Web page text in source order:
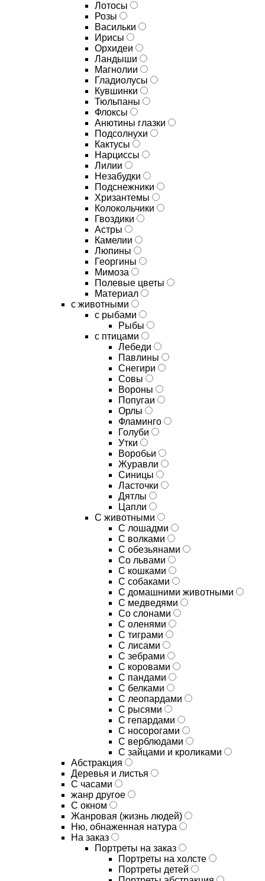
Лотосы
Розы
Васильки
Ирисы
Орхидеи
Ландыши
Магнолии
Гладиолусы
Кувшинки
Тюльпаны
Флоксы
Анютины глазки
Подсолнухи
Кактусы
Нарциссы
Лилии
Незабудки
Подснежники
Хризантемы
Колокольчики
Гвоздики
Астры
Камелии
Люпины
Георгины
Мимоза
Полевые цветы
Материал
с животными
с рыбами
Рыбы
с птицами
Лебеди
Павлины
Снегири
Совы
Вороны
Попугаи
Орлы
Фламинго
Голуби
Утки
Воробьи
Журавли
Синицы
Ласточки
Дятлы
Цапли
С животными
С лошадми
С волками
С обезьянами
Со львами
С кошками
С собаками
С домашними животными
С медведями
Со слонами
С оленями
С тиграми
С лисами
С зебрами
С коровами
С пандами
С белками
С леопардами
С рысями
С гепардами
С носорогами
С верблюдами
С зайцами и кроликами
Абстракция
Деревья и листья
С часами
жанр другое
С окном
Жанровая (жизнь людей)
Ню, обнаженная натура
На заказ
Портреты на заказ
Портреты на холсте
Портреты детей